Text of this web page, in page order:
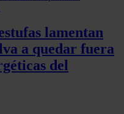
sus servicios.
lamentan
a quedar fuera
del